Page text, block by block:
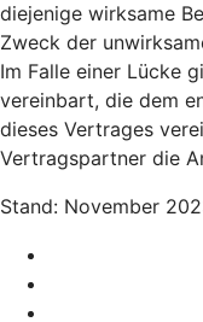
diejenige wirksame
Zweck der
Im Falle einer Lücke
vereinbart, die dem
dieses Vertrages
Vertragspartner die
Stand: November